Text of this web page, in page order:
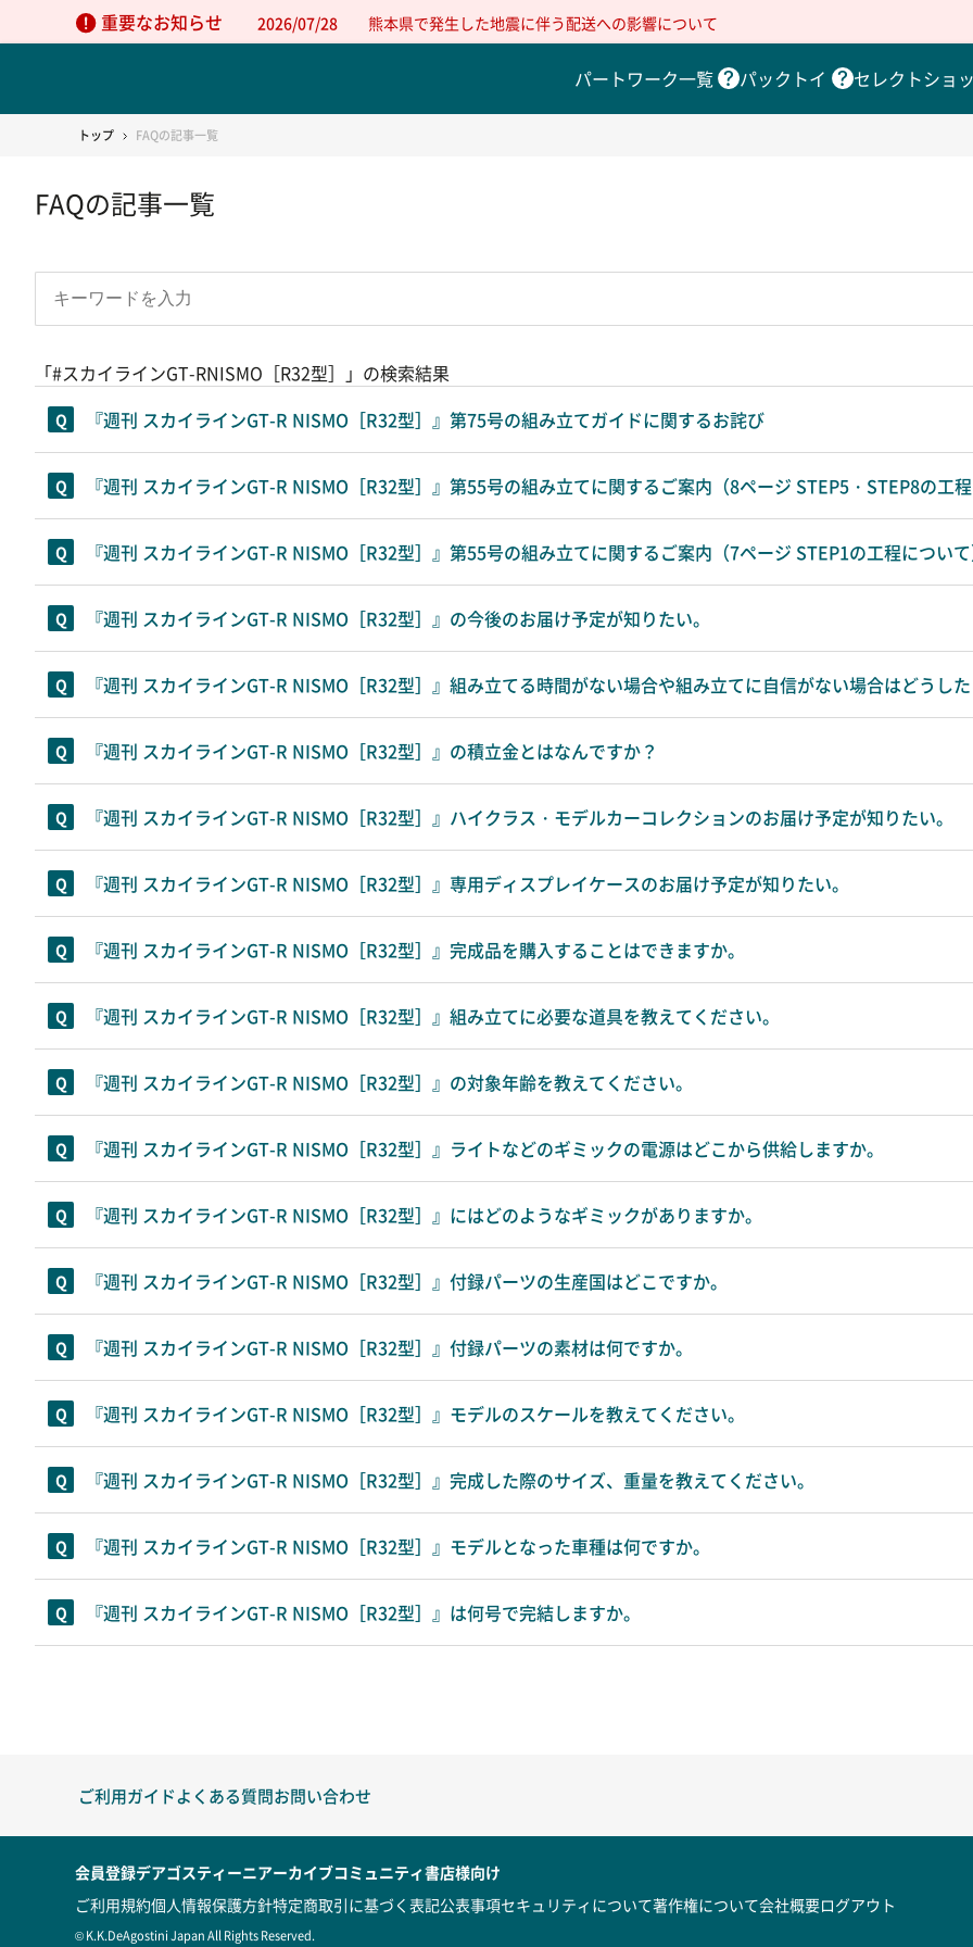
2026/07/28
重要なお知らせ 熊本県で発生した地震に伴う配送への影響について
パートワーク一覧 パックトイ セレクトショ
トップ FAQの記事一覧
FAQの記事一覧
「#スカイラインGT-RNISMO［R32型］」の検索結果
『週刊 スカイラインGT-R NISMO［R32型］』第75号の組み立てガイドに関するお詫び
『週刊 スカイラインGT-R NISMO［R32型］』第55号の組み立てに関するご案内（8ページ STEP5・STEP8の工程
『週刊 スカイラインGT-R NISMO［R32型］』第55号の組み立てに関するご案内（7ページ STEP1の工程について
『週刊 スカイラインGT-R NISMO［R32型］』の今後のお届け予定が知りたい。
『週刊 スカイラインGT-R NISMO［R32型］』組み立てる時間がない場合や組み立てに自信がない場合はどうした
『週刊 スカイラインGT-R NISMO［R32型］』の積立金とはなんですか？
『週刊 スカイラインGT-R NISMO［R32型］』ハイクラス・モデルカーコレクションのお届け予定が知りたい。
『週刊 スカイラインGT-R NISMO［R32型］』専用ディスプレイケースのお届け予定が知りたい。
『週刊 スカイラインGT-R NISMO［R32型］』完成品を購入することはできますか。
『週刊 スカイラインGT-R NISMO［R32型］』組み立てに必要な道具を教えてください。
『週刊 スカイラインGT-R NISMO［R32型］』の対象年齢を教えてください。
『週刊 スカイラインGT-R NISMO［R32型］』ライトなどのギミックの電源はどこから供給しますか。
『週刊 スカイラインGT-R NISMO［R32型］』にはどのようなギミックがありますか。
『週刊 スカイラインGT-R NISMO［R32型］』付録パーツの生産国はどこですか。
『週刊 スカイラインGT-R NISMO［R32型］』付録パーツの素材は何ですか。
『週刊 スカイラインGT-R NISMO［R32型］』モデルのスケールを教えてください。
『週刊 スカイラインGT-R NISMO［R32型］』完成した際のサイズ、重量を教えてください。
『週刊 スカイラインGT-R NISMO［R32型］』モデルとなった車種は何ですか。
『週刊 スカイラインGT-R NISMO［R32型］』は何号で完結しますか。
ご利用ガイドよくある質問お問い合わせ
会員登録デアゴスティーニアーカイブコミュニティ書店様向け
ご利用規約個人情報保護方針特定商取引に基づく表記公表事項セキュリティについて著作権について会社概要ログアウト
© K.K.DeAgostini Japan All Rights Reserved.